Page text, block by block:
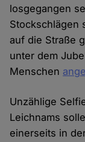
losgegangen
Stockschlägen
auf die Straße
unter dem
Menschen
Unzählige
Leichnams
einerseits in